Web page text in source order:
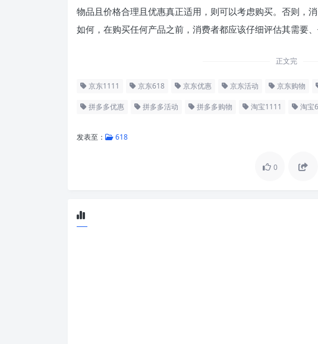
物品且价格合理且优惠真正适用，则可以考虑购买。否则，
如何，在购买任何产品之前，消费者都应该仔细评估其需要
正文完
京东1111 京东618 京东优惠 京东活动 京东购物
拼多多优惠 拼多多活动 拼多多购物 淘宝1111 淘宝
发表至： 618
0